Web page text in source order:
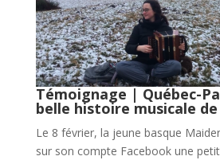
Témoignage | Québec-
belle histoire musicale
Le 8 février, la jeune basque
sur son compte Facebook une